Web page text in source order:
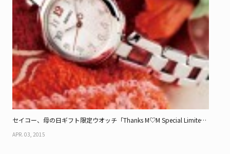
セイコー、母の日ギフト限定ウオッチ「Thanks M♡M Special Limited
APR. 03, 2015